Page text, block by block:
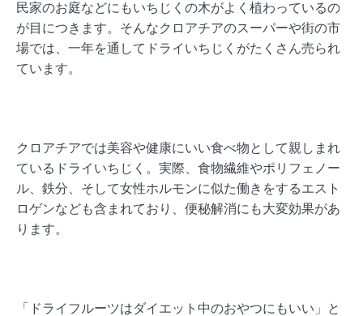
民家のお庭などにもいちじくの木がよく植わっているの
が目につきます。そんなクロアチアのスーパーや街の市
場では、一年を通してドライいちじくがたくさん売られ
ています。
クロアチアでは美容や健康にいい食べ物として親しまれ
ているドライいちじく。実際、食物繊維やポリフェノー
ル、鉄分、そして女性ホルモンに似た働きをするエスト
ロゲンなども含まれており、便秘解消にも大変効果があ
ります。
「ドライフルーツはダイエット中のおやつにもいい」と